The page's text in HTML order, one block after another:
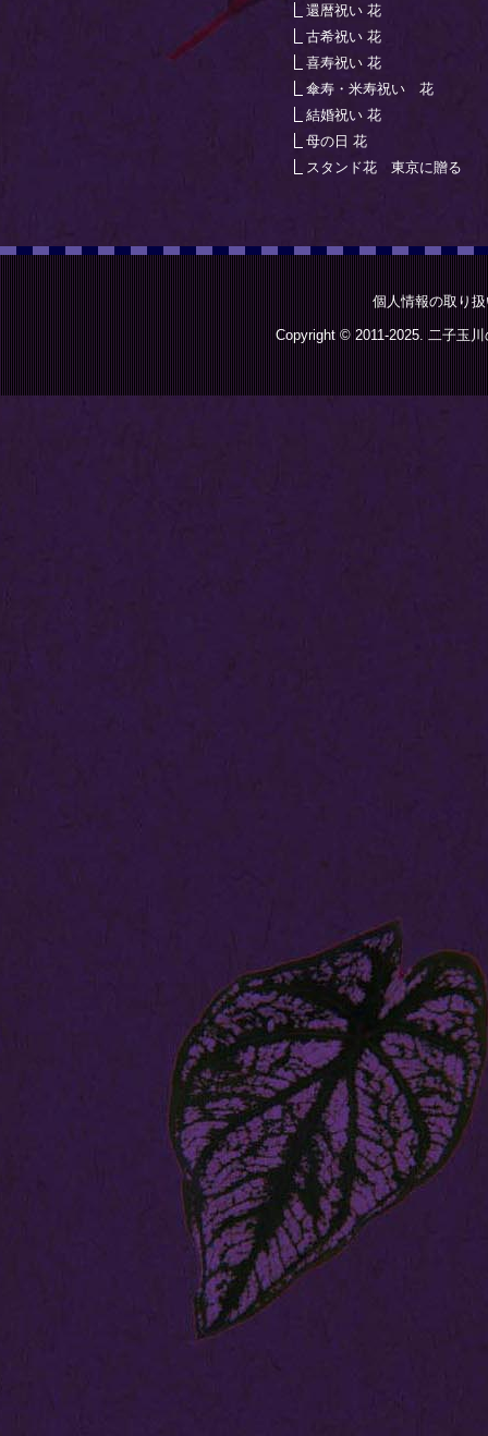
還暦祝い 花
古希祝い 花
喜寿祝い 花
傘寿・米寿祝い 花
結婚祝い 花
母の日 花
スタンド花 東京に贈る
個人情報の取り
Copyright © 2011-2025. 二子玉